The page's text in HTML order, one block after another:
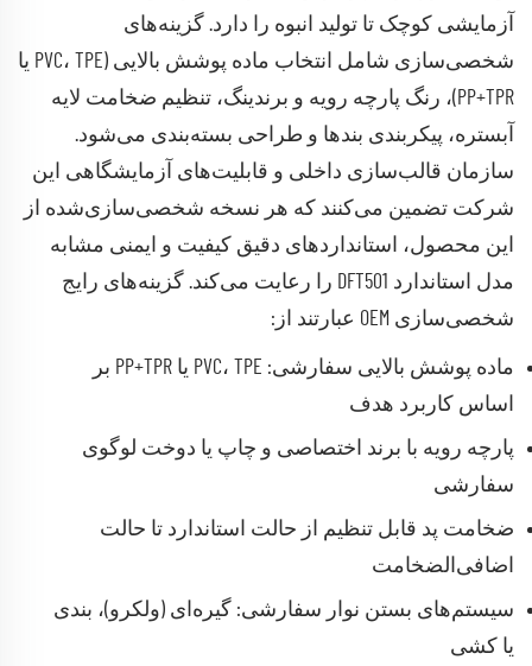
آزمایشی کوچک تا تولید انبوه را دارد. گزینه‌های
شخصی‌سازی شامل انتخاب ماده پوشش بالایی (PVC، TPE یا
PP+TPR)، رنگ پارچه رویه و برندینگ، تنظیم ضخامت لایه
آبستره، پیکربندی بندها و طراحی بسته‌بندی می‌شود.
سازمان قالب‌سازی داخلی و قابلیت‌های آزمایشگاهی این
شرکت تضمین می‌کنند که هر نسخه شخصی‌سازی‌شده از
این محصول، استانداردهای دقیق کیفیت و ایمنی مشابه
مدل استاندارد DFT501 را رعایت می‌کند. گزینه‌های رایج
شخصی‌سازی OEM عبارتند از:
ماده پوشش بالایی سفارشی: PVC، TPE یا PP+TPR بر
اساس کاربرد هدف
پارچه رویه با برند اختصاصی و چاپ یا دوخت لوگوی
سفارشی
ضخامت پد قابل تنظیم از حالت استاندارد تا حالت
اضافی‌الضخامت
سیستم‌های بستن نوار سفارشی: گیره‌ای (ولکرو)، بندی
یا کشی